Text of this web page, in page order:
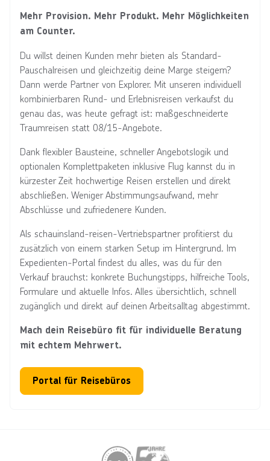
Mehr Provision. Mehr Produkt. Mehr Möglichkeiten
am Counter.
Du willst deinen Kunden mehr bieten als Standard-
Pauschalreisen und gleichzeitig deine Marge steigern?
Dann werde Partner von Explorer. Mit unseren individuell
kombinierbaren Rund- und Erlebnisreisen verkaufst du
genau das, was heute gefragt ist: maßgeschneiderte
Traumreisen statt 08/15-Angebote.
Dank flexibler Bausteine, schneller Angebotslogik und
optionalen Komplettpaketen inklusive Flug kannst du in
kürzester Zeit hochwertige Reisen erstellen und direkt
abschließen. Weniger Abstimmungsaufwand, mehr
Abschlüsse und zufriedenere Kunden.
Als schauinsland-reisen-Vertriebspartner profitierst du
zusätzlich von einem starken Setup im Hintergrund. Im
Expedienten-Portal findest du alles, was du für den
Verkauf brauchst: konkrete Buchungstipps, hilfreiche Tools,
Formulare und aktuelle Infos. Alles übersichtlich, schnell
zugänglich und direkt auf deinen Arbeitsalltag abgestimmt.
Mach dein Reisebüro fit für individuelle Beratung
mit echtem Mehrwert.
Portal für Reisebüros